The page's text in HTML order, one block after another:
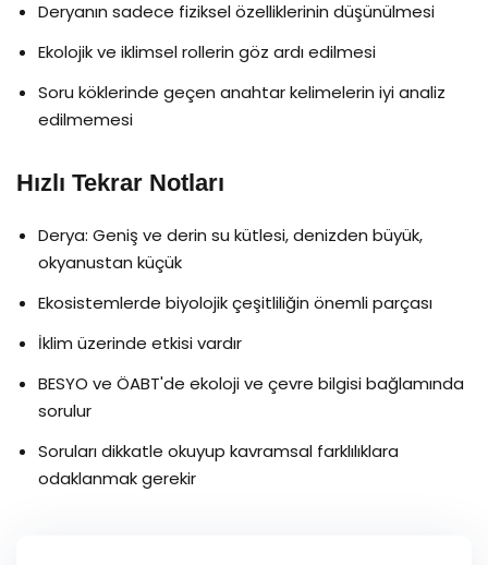
Deryanın sadece fiziksel özelliklerinin düşünülmesi
Ekolojik ve iklimsel rollerin göz ardı edilmesi
Soru köklerinde geçen anahtar kelimelerin iyi analiz
edilmemesi
Hızlı Tekrar Notları
Derya: Geniş ve derin su kütlesi, denizden büyük,
okyanustan küçük
Ekosistemlerde biyolojik çeşitliliğin önemli parçası
İklim üzerinde etkisi vardır
BESYO ve ÖABT'de ekoloji ve çevre bilgisi bağlamında
sorulur
Soruları dikkatle okuyup kavramsal farklılıklara
odaklanmak gerekir